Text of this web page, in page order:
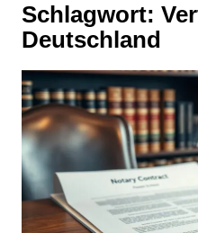
Schlagwort:
Deutschland